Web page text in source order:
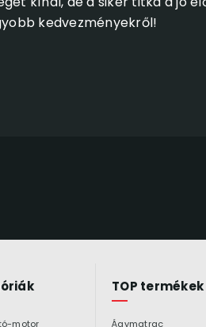
kedvezményekről!
motor
TOP termékek
Ágymatrac